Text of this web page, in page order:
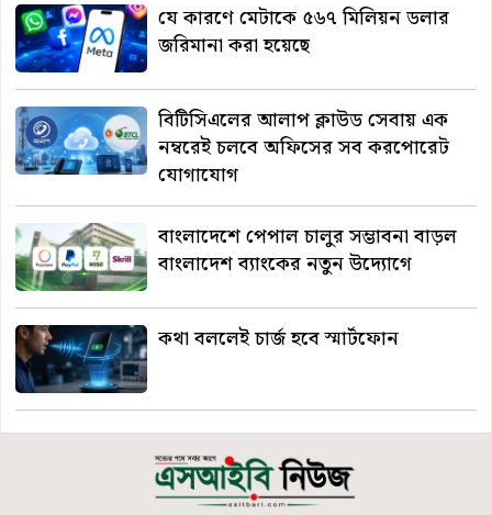
যে কারণে মেটাকে ৫৬৭ মিলিয়ন ডলার
জরিমানা করা হয়েছে
বিটিসিএলের আলাপ ক্লাউড সেবায় এক
নম্বরেই চলবে অফিসের সব করপোরেট
যোগাযোগ
বাংলাদেশে পেপাল চালুর সম্ভাবনা বাড়ল
বাংলাদেশ ব্যাংকের নতুন উদ্যোগে
কথা বললেই চার্জ হবে স্মার্টফোন